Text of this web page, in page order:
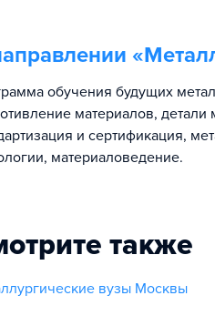
«
обучения будущих
материалов, детали
и сертификация,
материаловедение.
также
вузы Москвы